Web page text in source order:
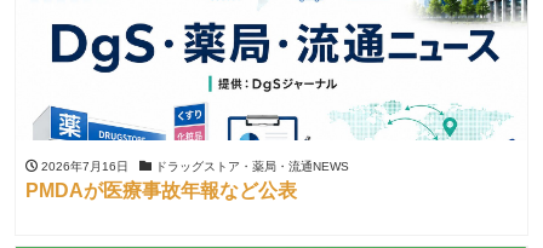
2026年7月16日 ドラッグストア・薬局・流通NEWS
PMDAが医療事故年報など公表